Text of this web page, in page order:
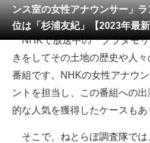
メディア
注目記事を集めた総合ページ
ITの今と未来を見通す
スマホと通信の最新トレンド
進化するPCとデバイスの未来
好きが集まる 比べて選べる
ンス室の女性アナウンサー」
位は「杉浦友紀」【2023年最
NHKで放送中の「ブラタモリ
きをしてその土地の歴史や人
番組です。NHKの女性アナウ
ントを担当し、この番組への
的な人気を獲得したケースもあ
そこで、ねとらぼ調査隊では